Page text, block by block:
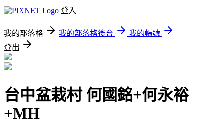
登入
我的部落格 我的部落格後台
我的帳號
登出
台中盆栽村 何國銘+何永裕
+MH